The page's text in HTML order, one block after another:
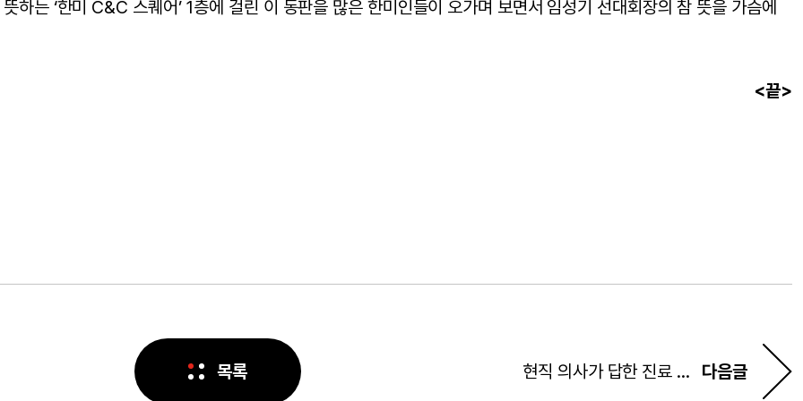
하는 ‘한미 C&C 스퀘어’ 1층에 걸린 이 동판을 많은 한미인들이 오가며 보면서 임성기 선대회장의 참 뜻을 가슴에
<끝>
목록 다음글
현직 의사가 답한 진료 동향은?…한미 HMP ‘Insight Day’ 리포트 발간